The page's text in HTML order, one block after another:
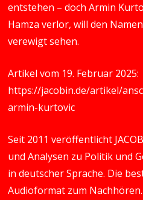
entstehen – doch Armin
Hamza verlor, will den
verewigt sehen.
Artikel vom 19. Februar 2025:
https://jacobin.de/artikel/
armin-kurtovic
Seit 2011 veröffentlicht
und Analysen zu Politik und
in deutscher Sprache. Die
Audioformat zum Nachhören.